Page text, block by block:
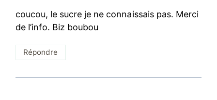
coucou, le sucre je ne connaissais pas. Merci
de l’info. Biz boubou
Répondre